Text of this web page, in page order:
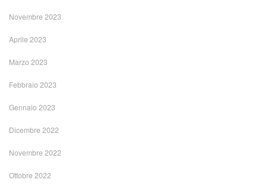
Novembre 2023
Aprile 2023
Marzo 2023
Febbraio 2023
Gennaio 2023
Dicembre 2022
Novembre 2022
Ottobre 2022